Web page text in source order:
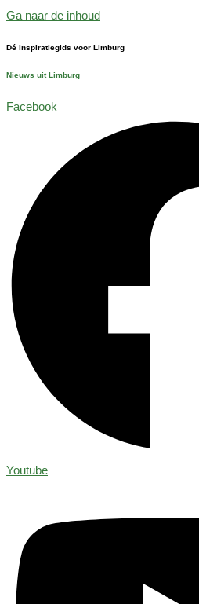
Ga naar de inhoud
Dé inspiratiegids voor Limburg
Nieuws uit Limburg
Facebook
Youtube